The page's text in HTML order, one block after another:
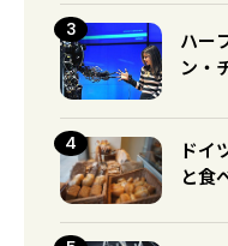
ハー
ン・
ドイ
と食